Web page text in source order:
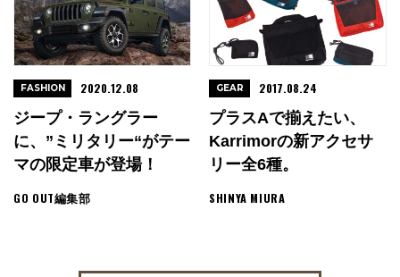
ジープ・ラングラー
に、”ミリタリー“がテー
マの限定車が登場！
GO OUT編集部
FASHION 2020.12.08
プラスαで揃えたい、
Karrimorの新アクセサ
リー全6種。
SHINYA MIURA
GEAR 2017.08.24